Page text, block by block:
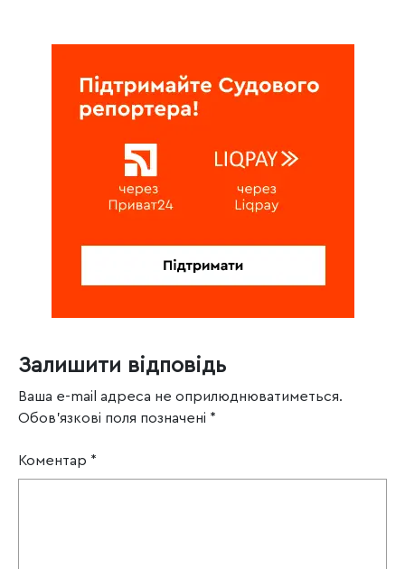
Залишити відповідь
Ваша e-mail адреса не оприлюднюватиметься.
Обов’язкові поля позначені *
Коментар *